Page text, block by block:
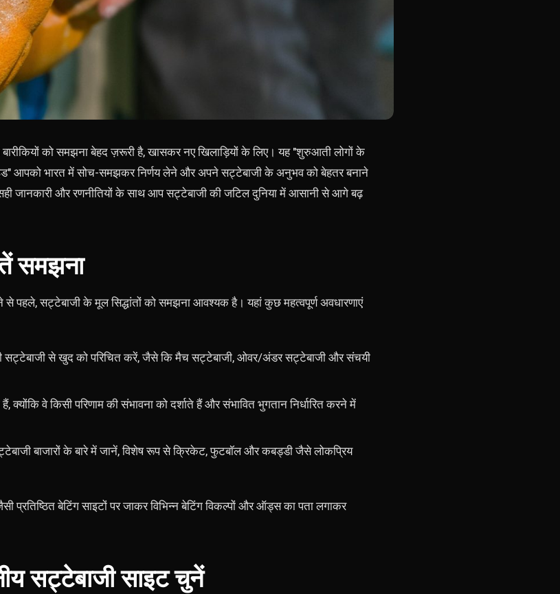
को समझना बेहद ज़रूरी है, खासकर नए खिलाड़ियों के लिए। यह "शुरुआती लोगों के
आपको भारत में सोच-समझकर निर्णय लेने और अपने सट्टेबाजी के अनुभव को बेहतर बनाने
जानकारी और रणनीतियों के साथ आप सट्टेबाजी की जटिल दुनिया में आसानी से आगे बढ़
समझना
से पहले, सट्टेबाजी के मूल सिद्धांतों को समझना आवश्यक है। यहां कुछ महत्वपूर्ण अवधारणाएं
सट्टेबाजी से खुद को परिचित करें, जैसे कि मैच सट्टेबाजी, ओवर/अंडर सट्टेबाजी और संचयी
वे किसी परिणाम की संभावना को दर्शाते हैं और संभावित भुगतान निर्धारित करने में
बाजारों के बारे में जानें, विशेष रूप से क्रिकेट, फुटबॉल और कबड्डी जैसे लोकप्रिय
प्रतिष्ठित बेटिंग साइटों पर जाकरविभिन्न बेटिंग विकल्पों और ऑड्स का पता लगाकर
सट्टेबाजी साइट चुनें